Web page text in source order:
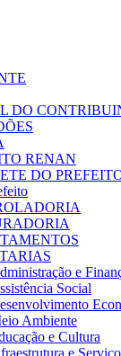
DO
RENAN
DO
e
Social
Ambiente
e Cultura
e